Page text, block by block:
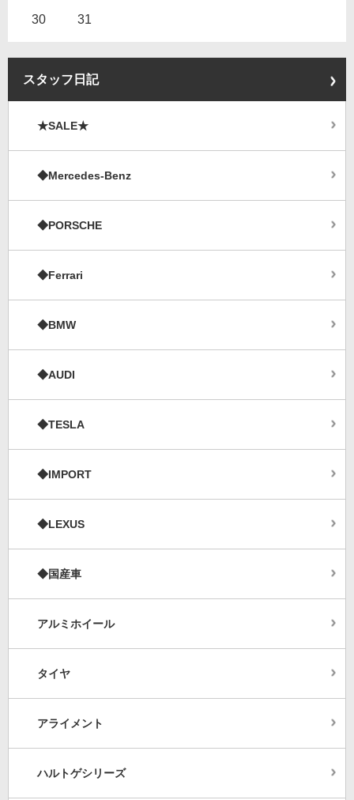
30 31
スタッフ日記
★SALE★
◆Mercedes-Benz
◆PORSCHE
◆Ferrari
◆BMW
◆AUDI
◆TESLA
◆IMPORT
◆LEXUS
◆国産車
アルミホイール
タイヤ
アライメント
ハルトゲシリーズ